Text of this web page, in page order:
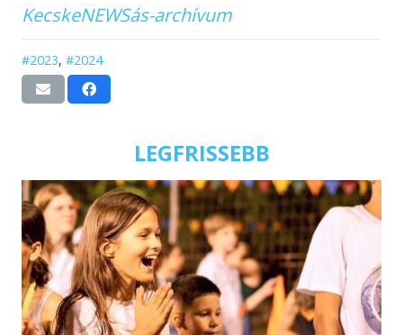
KecskeNEWSás-archívum
#2023, #2024
LEGFRISSEBB